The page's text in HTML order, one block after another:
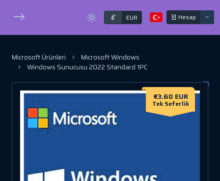
€ EUR Hesap
Microsoft Ürünleri
Microsoft Windows
Windows Sunucusu 2022 Standard 1PC
€3.60 EUR
Tek Seferlik